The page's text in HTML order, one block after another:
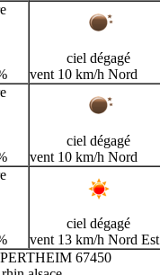
ciel dégagé
vent 10 km/h Nord
ciel dégagé
vent 10 km/h Nord
ciel dégagé
vent 13 km/h Nord Est
67450